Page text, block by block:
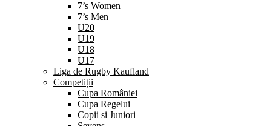
7’s Women
7’s Men
U20
U19
U18
U17
Liga de Rugby Kaufland
Competiții
Cupa României
Cupa Regelui
Copii si Juniori